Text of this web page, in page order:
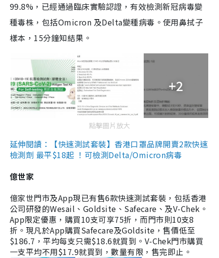
99.8%，已經通過臨床實驗認證，有效檢測新冠病毒變
種毒株，包括Omicron 及Delta變種病毒。使用鼻拭子
樣本，15分鐘知結果。
+2
點擊圖片放大
延伸閱讀：【快速測試套裝】香港口罩品牌開賣2款快速
檢測劑 最平$18起 ！可檢測Delta/Omicron病毒
億世家
億家世門市及App現已有售6款快速測試套裝，包括香港
公司研發的Wesail、Goldsite、Safecare、及V-Chek。
App限定優惠，購買10支可享75折，而門市則10支8
折。現凡於App購買Safecare及Goldsite，售價低至
$186.7，平均每支只需$18.6就買到。V-Chek門市購買
一支平均不用$17.9就買到，數量有限，售完即止。